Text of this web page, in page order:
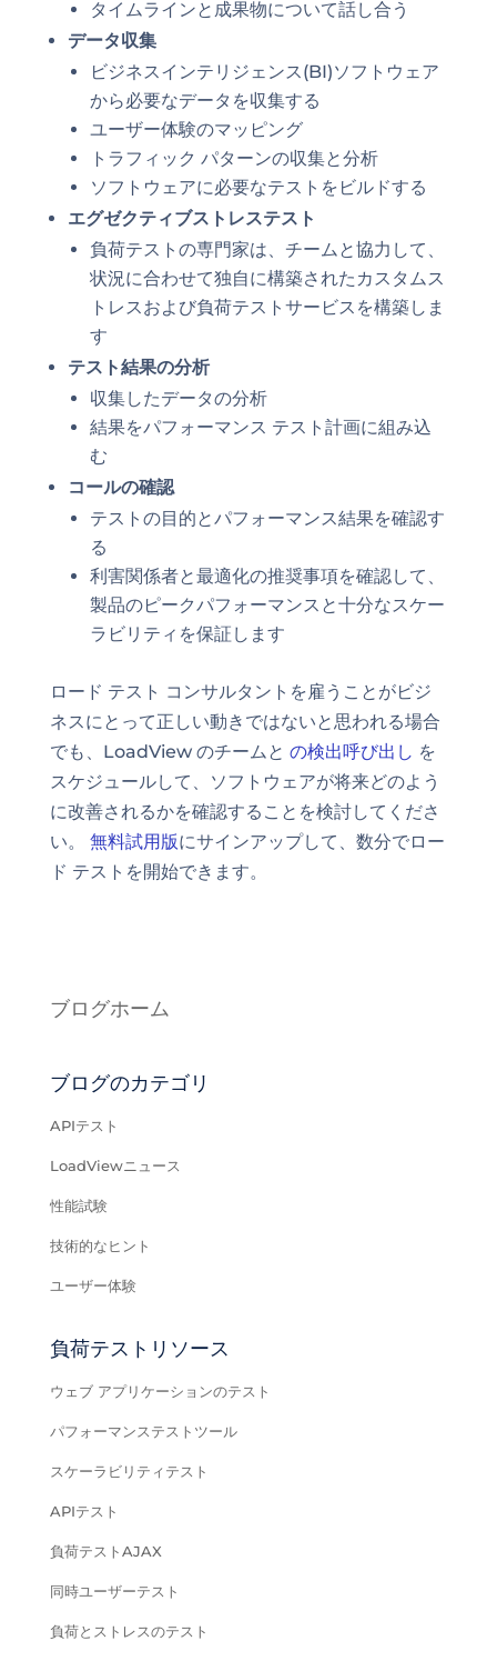
タイムラインと成果物について話し合う
データ収集
ビジネスインテリジェンス(BI)ソフトウェア
から必要なデータを収集する
ユーザー体験のマッピング
トラフィック パターンの収集と分析
ソフトウェアに必要なテストをビルドする
エグゼクティブストレステスト
負荷テストの専門家は、チームと協力して、
状況に合わせて独自に構築されたカスタムス
トレスおよび負荷テストサービスを構築しま
す
テスト結果の分析
収集したデータの分析
結果をパフォーマンス テスト計画に組み込
む
コールの確認
テストの目的とパフォーマンス結果を確認す
る
利害関係者と最適化の推奨事項を確認して、
製品のピークパフォーマンスと十分なスケー
ラビリティを保証します
ロード テスト コンサルタントを雇うことがビジ
ネスにとって正しい動きではないと思われる場合
でも、LoadView のチームと の検出呼び出し を
スケジュールして、ソフトウェアが将来どのよう
に改善されるかを確認することを検討してくださ
い。 無料試用版にサインアップして、数分でロー
ド テストを開始できます。
ブログホーム
ブログのカテゴリ
APIテスト
LoadViewニュース
性能試験
技術的なヒント
ユーザー体験
負荷テストリソース
ウェブ アプリケーションのテスト
パフォーマンステストツール
スケーラビリティテスト
APIテスト
負荷テストAJAX
同時ユーザーテスト
負荷とストレスのテスト